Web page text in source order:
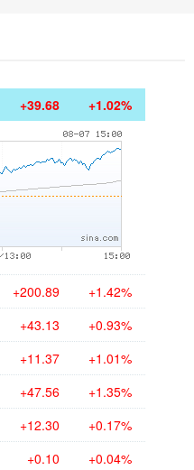
+39.68 +1.02%
+200.89 +1.42%
+43.13 +0.93%
+11.37 +1.01%
+47.56 +1.35%
+12.30 +0.17%
+0.10 +0.04%